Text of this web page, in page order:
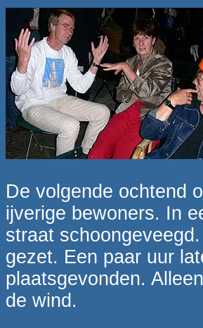
De volgende ochtend
ijverige bewoners. In
straat
gezet. Een paar uur
plaatsgevonden.
de wind.